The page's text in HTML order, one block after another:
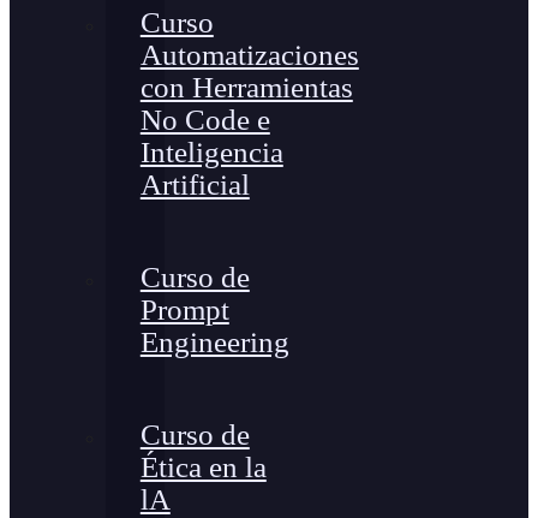
Curso
Automatizaciones
con Herramientas
No Code e
Inteligencia
Artificial
Curso de
Prompt
Engineering
Curso de
Ética en la
lA